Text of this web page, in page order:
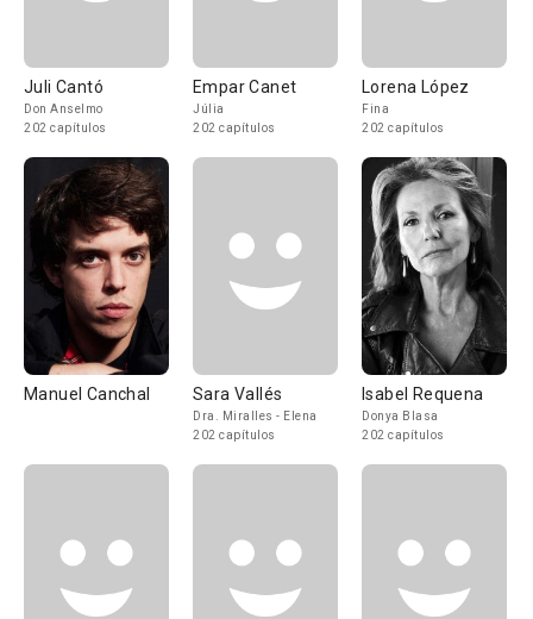
Juli Cantó
Don Anselmo
202 capítulos
Empar Canet
Júlia
202 capítulos
Lorena López
Fina
202 capítulos
Manuel Canchal Sara Vallés
Dra. Miralles - Elena
202 capítulos
Isabel Requena
Donya Blasa
202 capítulos